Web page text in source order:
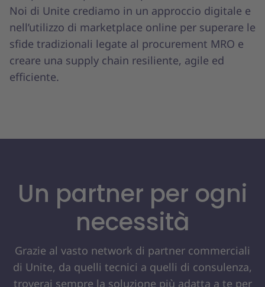
Noi di Unite crediamo in un approccio digitale e
nell’utilizzo di marketplace online per superare le
sfide tradizionali legate al procurement MRO e
creare una supply chain resiliente, agile ed
efficiente.
Un partner per ogni
necessità
Grazie al vasto network di partner commerciali
di Unite, da quelli tecnici a quelli di consulenza,
troverai sempre la soluzione più adatta a te per